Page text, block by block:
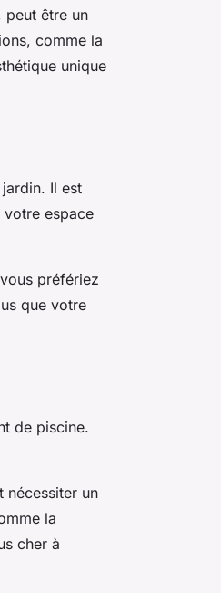
peut être un
comme la
unique
Il est
votre espace
préfériez
que votre
de piscine.
nécessiter un
la
cher à